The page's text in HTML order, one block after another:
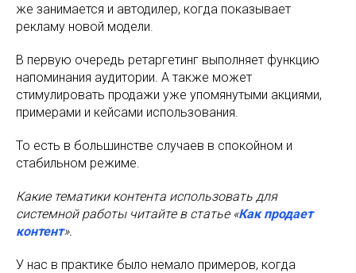
же занимается и автодилер, когда показывает
рекламу новой модели.
В первую очередь ретаргетинг выполняет функцию
напоминания аудитории. А также может
стимулировать продажи уже упомянутыми акциями,
примерами и кейсами использования.
То есть в большинстве случаев в спокойном и
стабильном режиме.
Какие тематики контента использовать для
системной работы читайте в статье «Как продает
контент».
У нас в практике было немало примеров, когда